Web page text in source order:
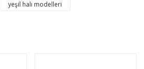
yeşil halı modelleri